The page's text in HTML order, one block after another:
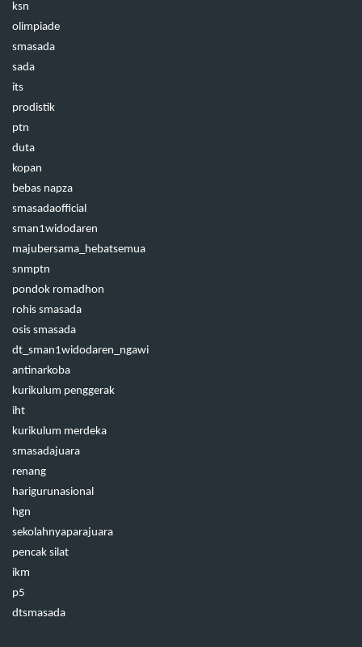
ksn
olimpiade
smasada
sada
its
prodistik
ptn
duta
kopan
bebas napza
smasadaofficial
sman1widodaren
majubersama_hebatsemua
snmptn
pondok romadhon
rohis smasada
osis smasada
dt_sman1widodaren_ngawi
antinarkoba
kurikulum penggerak
iht
kurikulum merdeka
smasadajuara
renang
harigurunasional
hgn
sekolahnyaparajuara
pencak silat
ikm
p5
dtsmasada